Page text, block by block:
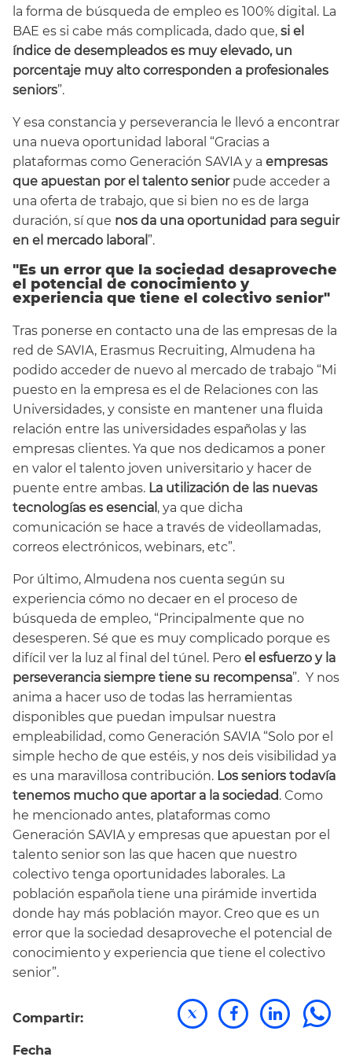
la forma de búsqueda de empleo es 100% digital. La
BAE es si cabe más complicada, dado que, si el
índice de desempleados es muy elevado, un
porcentaje muy alto corresponden a profesionales
seniors”.
Y esa constancia y perseverancia le llevó a encontrar
una nueva oportunidad laboral “Gracias a
plataformas como Generación SAVIA y a empresas
que apuestan por el talento seniorpude acceder a
una oferta de trabajo, que si bien no es de larga
duración, sí que nos da una oportunidad para seguir
en el mercado laboral ”.
"Es un error que la sociedad desaproveche
el potencial de conocimiento y
experiencia que tiene el colectivo senior"
Tras ponerse en contacto una de las empresas de la
red de SAVIA, Erasmus Recruiting, Almudena ha
podido acceder de nuevo al mercado de trabajo “Mi
puesto en la empresa es el de Relaciones con las
Universidades, y consiste en mantener una fluida
relación entre las universidades españolas y las
empresas clientes. Ya que nos dedicamos a poner
en valor el talento joven universitario y hacer de
puente entre ambas. La utilización de las nuevas
tecnologías es esencial , ya que dicha
comunicación se hace a través de videollamadas,
correos electrónicos, webinars, etc”.
Por último, Almudena nos cuenta según su
experiencia cómo no decaer en el proceso de
búsqueda de empleo, “Principalmente que no
desesperen. Sé que es muy complicado porque es
difícil ver la luz al final del túnel. Pero el esfuerzo y la
perseverancia siempre tiene su recompensa”. Y nos
anima a hacer uso de todas las herramientas
disponibles que puedan impulsar nuestra
empleabilidad, como Generación SAVIA “Solo por el
simple hecho de que estéis, y nos deis visibilidad ya
es una maravillosa contribución. Los seniors todavía
tenemos mucho que aportar a la sociedad. Como
he mencionado antes, plataformas como
Generación SAVIA y empresas que apuestan por el
talento senior son las que hacen que nuestro
colectivo tenga oportunidades laborales. La
población española tiene una pirámide invertida
donde hay más población mayor. Creo que es un
error que la sociedad desaproveche el potencial de
conocimiento y experiencia que tiene el colectivo
senior”.
Compartir:
Fecha